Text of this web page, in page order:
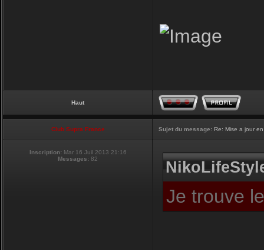
Haut
Club Supra France Sujet du message: Re: Mise a jour
Inscription: Mar 16 Juil 2013 21:16
Messages: 82
Je trouve